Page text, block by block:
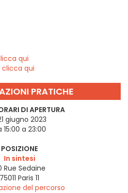
qui
qui
PRATICHE
DI APERTURA
giugno 2023
15:00 a 23:00
POSIZIONE
In sintesi
Rue Sedaine
75011 Paris 11
del percorso